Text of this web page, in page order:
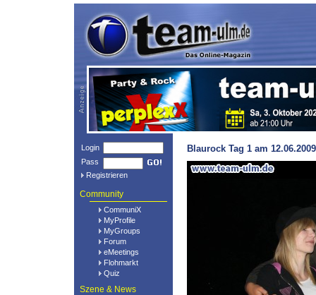
Login
Pass
Registrieren
Community
CommuniX
MyProfile
MyGroups
Forum
eMeetings
Flohmarkt
Quiz
Szene & News
Blaurock Tag 1 am